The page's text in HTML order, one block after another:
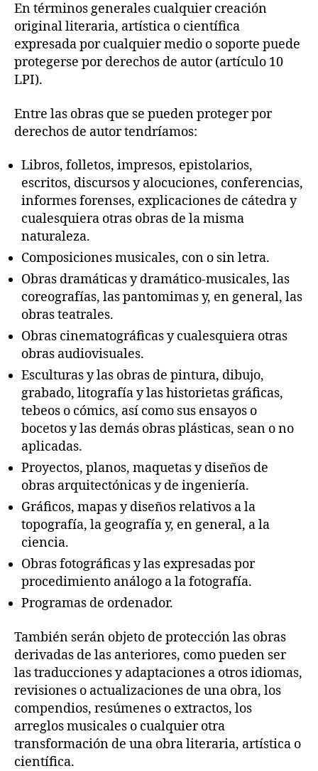
En términos generales cualquier creación
original literaria, artística o científica
expresada por cualquier medio o soporte puede
protegerse por derechos de autor (artículo 10
LPI).
Entre las obras que se pueden proteger por
derechos de autor tendríamos:
Libros, folletos, impresos, epistolarios,
escritos, discursos y alocuciones, conferencias,
informes forenses, explicaciones de cátedra y
cualesquiera otras obras de la misma
naturaleza.
Composiciones musicales, con o sin letra.
Obras dramáticas y dramático-musicales, las
coreografías, las pantomimas y, en general, las
obras teatrales.
Obras cinematográficas y cualesquiera otras
obras audiovisuales.
Esculturas y las obras de pintura, dibujo,
grabado, litografía y las historietas gráficas,
tebeos o cómics, así como sus ensayos o
bocetos y las demás obras plásticas, sean o no
aplicadas.
Proyectos, planos, maquetas y diseños de
obras arquitectónicas y de ingeniería.
Gráficos, mapas y diseños relativos a la
topografía, la geografía y, en general, a la
ciencia.
Obras fotográficas y las expresadas por
procedimiento análogo a la fotografía.
Programas de ordenador.
También serán objeto de protección las obras
derivadas de las anteriores, como pueden ser
las traducciones y adaptaciones a otros idiomas,
revisiones o actualizaciones de una obra, los
compendios, resúmenes o extractos, los
arreglos musicales o cualquier otra
transformación de una obra literaria, artística o
científica.